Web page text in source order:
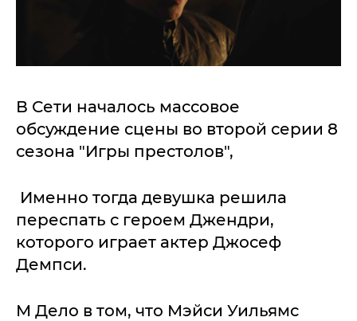
В Сети началось массовое
обсуждение сцены во второй серии 8
сезона "Игры престолов",
Именно тогда девушка решила
переспать с героем Джендри,
которого играет актер Джосеф
Демпси.
М Дело в том, что Мэйси Уильямс